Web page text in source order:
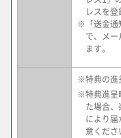
レスを
※ 「送金
で、メ
ます。
※特典の進
※特典進呈
た場合
により
意くださ